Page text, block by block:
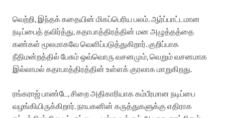
வெற்றி, இந்தக் கதையின் மிகப்பெரிய பலம். ஆர்ப்பாட்டமான
நடிப்பைத் தவிர்த்து, கதாபாத்திரத்தின் மன அழுத்தத்தை
கண்கள் மூலமாகவே வெளிப்படுத்துகிறார். குறிப்பாக
நீதிமன்றத்தில் பேசும் ஒவ்வொரு வசனமும், வெறும் வசனமாக
இல்லாமல் கதாபாத்திரத்தின் உள்ளக் குரலாக மாறுகிறது.
ரங்கராஜ் பாண்டே, சிறை அதிகாரியாக கம்பீரமான நடிப்பை
வழங்கியிருக்கிறார். நாயகனின் கருத்துகளுக்கு எதிராக